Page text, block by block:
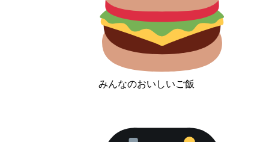
みんなのおいしいご飯